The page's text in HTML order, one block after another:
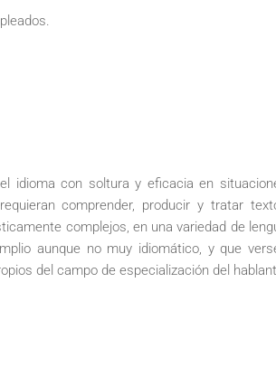
idioma con soltura y eficacia en
comprender, producir y tratar
complejos, en una variedad de
aunque no muy idiomático, y que
del campo de especialización del